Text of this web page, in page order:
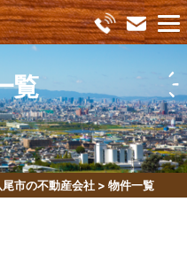
覧
市の不動産会社> 物件一覧